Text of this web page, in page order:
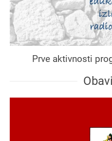
Prve aktivnosti